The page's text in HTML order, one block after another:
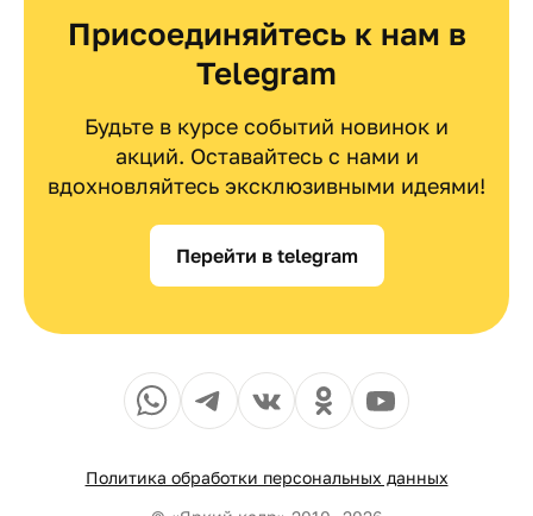
Присоединяйтесь к нам в
Telegram
Будьте в курсе событий новинок и
акций. Оставайтесь с нами и
вдохновляйтесь эксклюзивными идеями!
Перейти в telegram
Политика обработки персональных данных